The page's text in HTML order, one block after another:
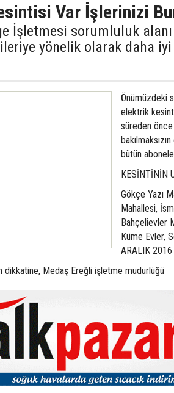
Var İşlerinizi
İşletmesi sorumluluk
ileriye yönelik olarak daha
Önümüzdeki
elektrik
süreden
bütün
KESİNTİNİN
Gökçe Yazı
Mahallesi,
Bahçelievler
Küme Evler,
ARALIK 2016
dikkatine, Medaş Ereğli işletme müdürlüğü